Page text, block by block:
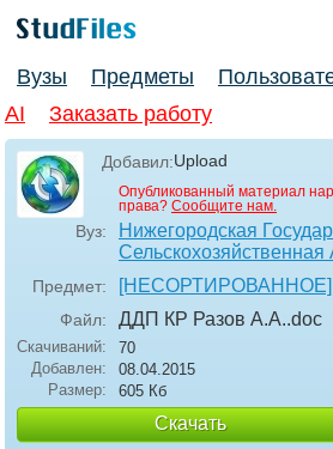
Вузы Предметы
AI
Заказать работу
Добавил:Upload
Опубликованный материал
права? Сообщите нам.
Вуз:
Нижегородская
Сельскохозяйственная
Предмет: [НЕСОРТИРОВАННОЕ]
Файл: ДДП КР Разов А.А..doc
Скачиваний:
70
Добавлен:
08.04.2015
Размер:
605 Кб
Скачать